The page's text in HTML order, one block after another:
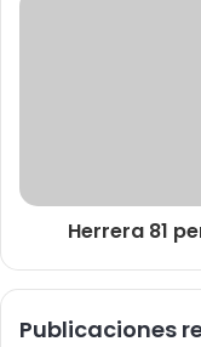
Herrera 81
Publicaciones